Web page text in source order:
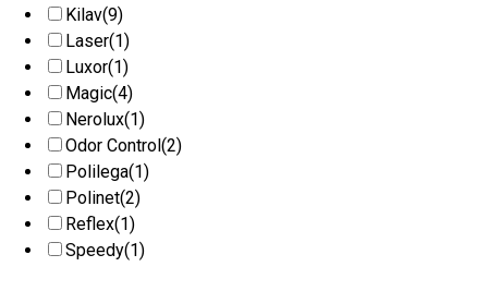
Kilav(9)
Laser(1)
Luxor(1)
Magic(4)
Nerolux(1)
Odor Control(2)
Polilega(1)
Polinet(2)
Reflex(1)
Speedy(1)